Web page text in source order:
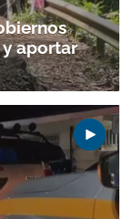
aportar